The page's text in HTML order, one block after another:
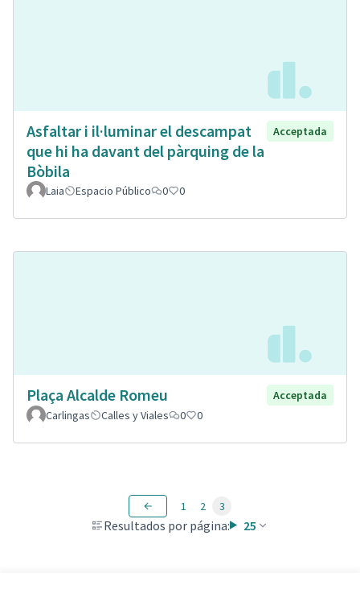
Asfaltar i il·luminar el descampat
que hi ha davant del pàrquing de la
Bòbila
Acceptada
Laia Espacio Público 0 0
Plaça Alcalde Romeu
Acceptada
Carlingas
Calles y Viales 0 0
Resultados por página: 25
1 2 3